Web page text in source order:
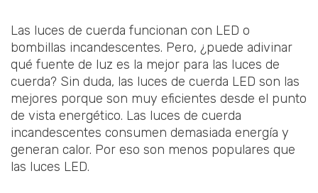
Las luces de cuerda funcionan con LED o
bombillas incandescentes. Pero, ¿puede adivinar
qué fuente de luz es la mejor para las luces de
cuerda? Sin duda, las luces de cuerda LED son las
mejores porque son muy eficientes desde el punto
de vista energético. Las luces de cuerda
incandescentes consumen demasiada energía y
generan calor. Por eso son menos populares que
las luces LED.